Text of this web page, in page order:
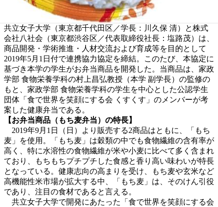
共立女子大学（東京都千代田区／学長：川久保 清）と株式
会社八社会（東京都渋谷区／代表取締役社長：塩路茂）は、
商品開発・学術推進・人材交流および育成等を目的として
2019年5月1日付で連携協力協定を締結。このたび、本協定に
基づき本学の学生がお弁当商品を開発した。当商品は、家政
学部 食物栄養学科の村上昌弘教授（本学 副学長）の監修の
もと、家政学部 食物栄養学科の学生を中心とした公認学生
団体「食で世界を笑顔にする会 くすくす」のメンバーが考
案した健康弁当である。
【お弁当商品（もち麦弁当）の特長】
2019年9月1日（日）より販売する2商品はともに、「もち
麦」を使用。「もち麦」は穀類の中でも食物繊維の含有率が
高く、特に水溶性の食物繊維が米や小麦に比べて多く含まれ
ており、もちもちプチプチした食感と香り高い味わいが特長
となっている。健康志向の高まりを受け、もち麦や玄米など
高機能性米市場が拡大する中、「もち麦」は、そのけん引役
であり、注目の食材であると言える。
共立女子大学で開発にあたった「食で世界を笑顔にする会